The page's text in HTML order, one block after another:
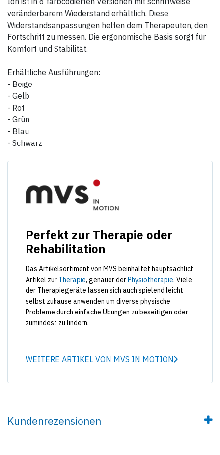
veränderbarem Wiederstand erhältlich. Diese
Widerstandsanpassungen helfen dem Therapeuten, den
Fortschritt zu messen. Die ergonomische Basis sorgt für
Komfort und Stabilität.
Erhältliche Ausführungen:
- Beige
- Gelb
- Rot
- Grün
- Blau
- Schwarz
Perfekt zur Therapie oder
Rehabilitation
Das Artikelsortiment von MVS beinhaltet hauptsächlich
Artikel zur Therapie, genauer derPhysiotherapie. Viele
der Therapiegeräte lassen sich auch spielend leicht
selbst zuhause anwenden um diverse physische
Probleme durch einfache Übungen zu beseitigen oder
zumindest zu lindern.
WEITERE ARTIKEL VON MVS IN MOTION
Kundenrezensionen